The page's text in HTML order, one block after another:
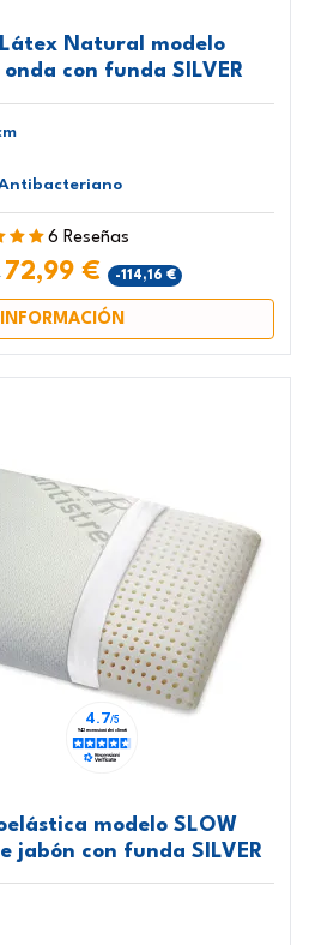
Natural modelo
onda con funda SILVER
6 Reseñas
72,99 € -114,16 €
modelo SLOW
jabón con funda SILVER